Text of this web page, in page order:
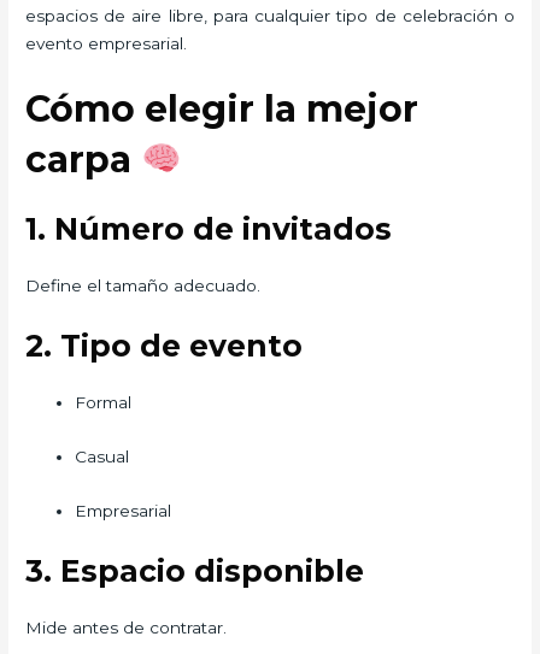
espacios de aire libre, para cualquier tipo de celebración o
evento empresarial.
Cómo elegir la mejor
carpa
1. Número de invitados
Define el tamaño adecuado.
2. Tipo de evento
Formal
Casual
Empresarial
3. Espacio disponible
Mide antes de contratar.